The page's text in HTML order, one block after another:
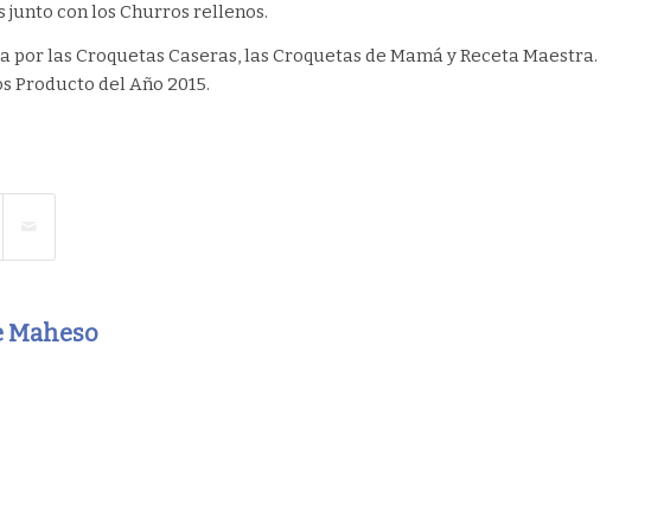
con los Churros rellenos.
por las Croquetas Caseras, las Croquetas de MamáyReceta Maestra.
Producto del Año 2015.
Maheso